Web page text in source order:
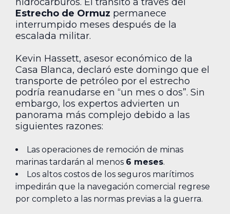
Estrecho de Ormuz permanece
interrumpido meses después de la
escalada militar.
Kevin Hassett, asesor económico de la
Casa Blanca, declaró este domingo que el
transporte de petróleo por el estrecho
podría reanudarse en “un mes o dos”. Sin
embargo, los expertos advierten un
panorama más complejo debido a las
siguientes razones:
Las operaciones de remoción de minas
marinas tardarán al menos 6 meses.
Los altos costos de los seguros marítimos
impedirán que la navegación comercial regrese
por completo a las normas previas a la guerra.